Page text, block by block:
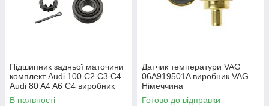
Підшипник задньої маточини
комплект Audi 100 C2 C3 C4
Audi 80 A4 A6 C4 виробник
FAG
В наявності
Датчик температури VAG
06A919501A виробник VAG
Німеччина
Готово до відправки